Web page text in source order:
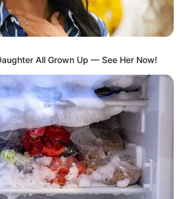
All Grown Up — See Her Now!